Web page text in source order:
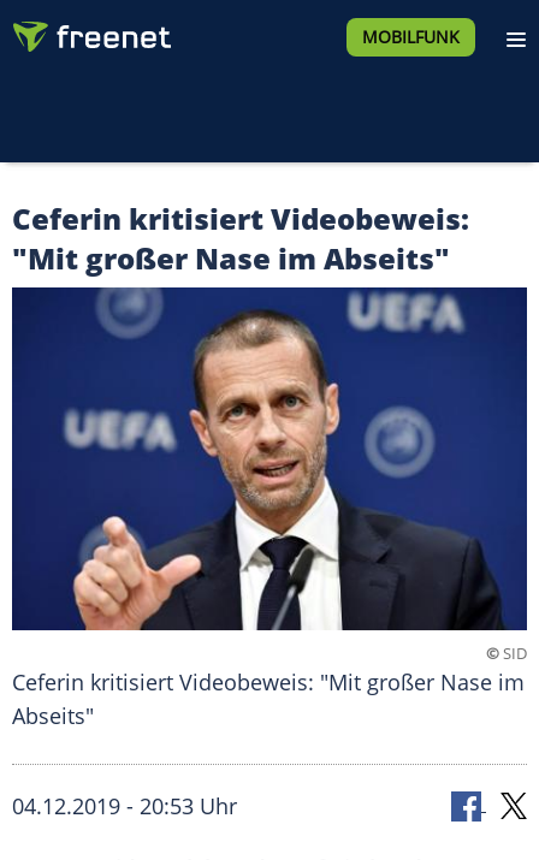
MOBILFUNK
Ceferin kritisiert Videobeweis:
"Mit großer Nase im Abseits"
©SID
Ceferin kritisiert Videobeweis: "Mit großer Nase im
Abseits"
04.12.2019 - 20:53 Uhr